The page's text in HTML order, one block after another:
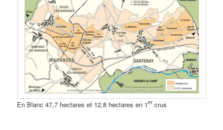
En Blanc 47,7 hectares et 12,8 hectares en 1ercrus